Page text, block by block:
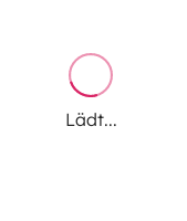
Lädt...